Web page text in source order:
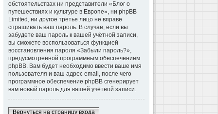
обстоятельствах ни представители «Блог о
путешествиях и культуре в Европе», ни phpBB
Limited, ни другое третье лицо не вправе
спрашивать ваш пароль. В случае, если вы
забудете ваш пароль к вашей учётной записи,
вы сможете воспользоваться функцией
восстановления пароля «Забыли пароль?»,
предусмотренной программным обеспечением
phpBB. Вам будет необходимо ввести ваше имя
пользователя и ваш адрес email, после чего
программное обеспечение phpBB сгенерирует
вам новый пароль для вашей учётной записи.
Вернуться на страницу входа